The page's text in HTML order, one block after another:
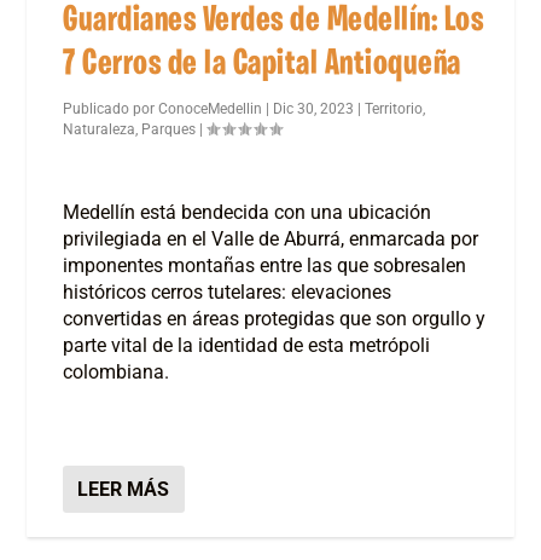
Guardianes Verdes de Medellín: Los
7 Cerros de la Capital Antioqueña
Publicado porConoceMedellin | Dic 30, 2023 |Territorio
Naturaleza Parques |
Medellín está bendecida con una ubicación
privilegiada en el Valle de Aburrá, enmarcada por
imponentes montañas entre las que sobresalen
históricos cerros tutelares: elevaciones
convertidas en áreas protegidas que son orgullo y
parte vital de la identidad de esta metrópoli
colombiana.
LEER MÁS